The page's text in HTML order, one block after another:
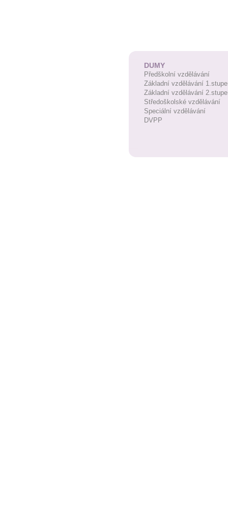
DUMY
Předškolní vzdělávání
Základní vzdělávání
Základní vzdělávání
Středoškolské vzdělávání
Speciální vzdělávání
DVPP